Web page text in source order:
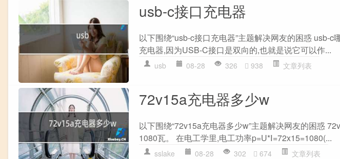
usb-c接口充电器
以下围绕“usb-c接口充电器”主题解决网友的困惑 usb-
充电器,因为USB-C接口是双向的,也就是说它可以作...
usb 08-28 326 938 文章列表
72v15a充电器多少w
以下围绕“72v15a充电器多少w”主题解决网友的困惑
1080瓦。 在电工学里,电工功率p=U*Ⅰ=72x15=1080(...
sslake 08-28 302 674 文章列表